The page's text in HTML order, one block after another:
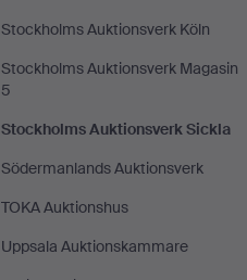
Stockholms Auktionsverk Köln
Stockholms Auktionsverk Magasin
5
Stockholms Auktionsverk Sickla
Södermanlands Auktionsverk
TOKA Auktionshus
Uppsala Auktionskammare